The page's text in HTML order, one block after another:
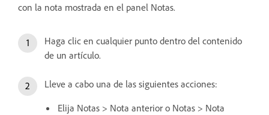
con la nota mostrada en el panel Notas.
Haga clic en cualquier punto dentro del contenido
de un artículo.
Lleve a cabo una de las siguientes acciones:
Elija Notas > Nota anterior o Notas > Nota